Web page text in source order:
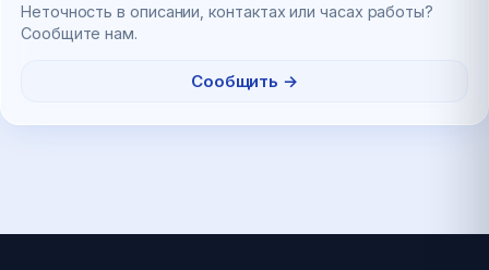
Неточность в описании, контактах или часах работы?
Сообщите нам.
Сообщить →